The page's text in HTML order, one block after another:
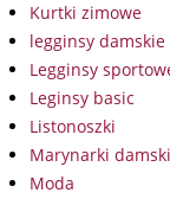
Kurtki zimowe
legginsy damskie
Legginsy
Leginsy basic
Listonoszki
Marynarki
Moda